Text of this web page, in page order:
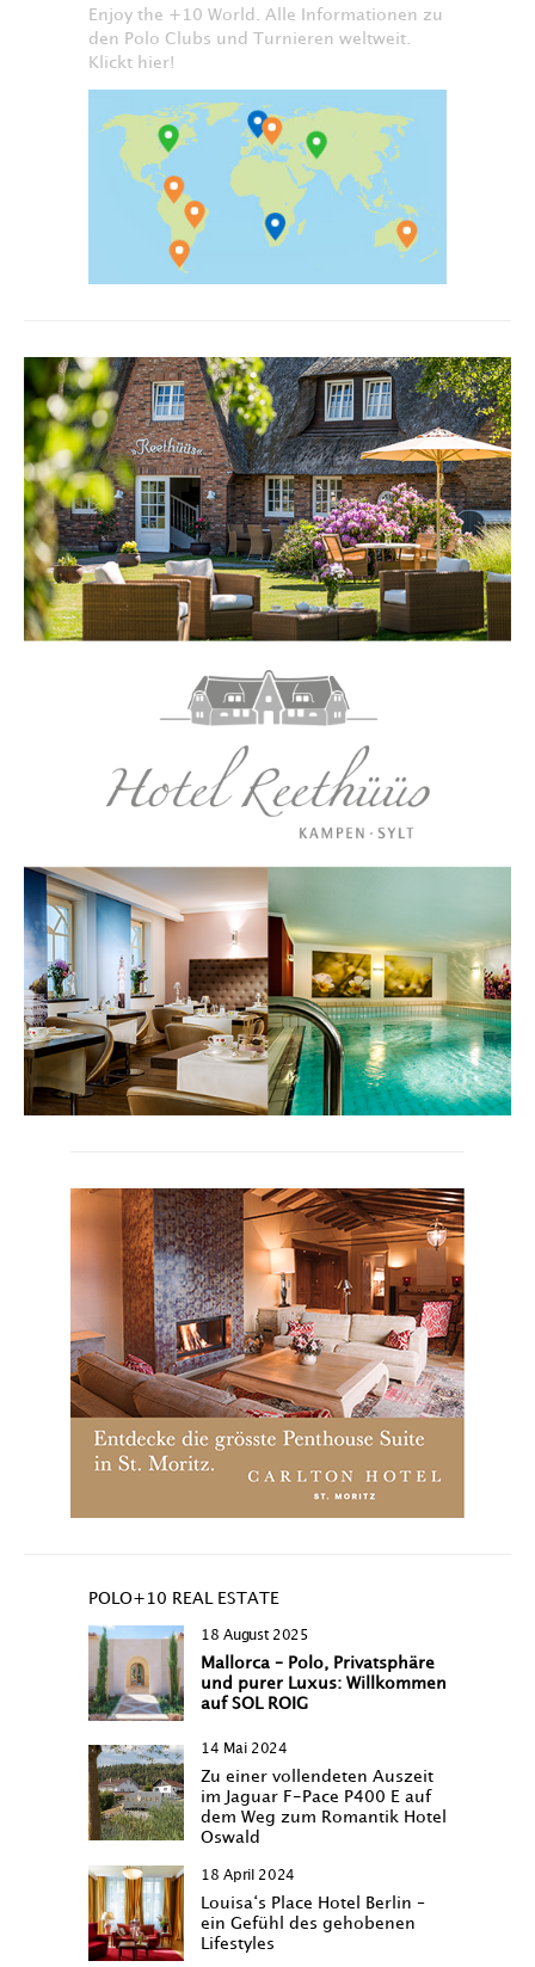
Enjoy the +10 World. Alle Informationen zu
den Polo Clubs und Turnieren weltweit.
Klickt hier!
POLO+10 REAL ESTATE
18 August 2025
Mallorca – Polo, Privatsphäre
und purer Luxus: Willkommen
auf SOL ROIG
14 Mai 2024
Zu einer vollendeten Auszeit
im Jaguar F-Pace P400 E auf
dem Weg zum Romantik Hotel
Oswald
18 April 2024
Louisa‘s Place Hotel Berlin –
ein Gefühl des gehobenen
Lifestyles